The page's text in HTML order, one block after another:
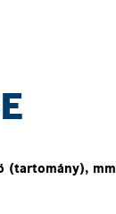
(tartomány), mm